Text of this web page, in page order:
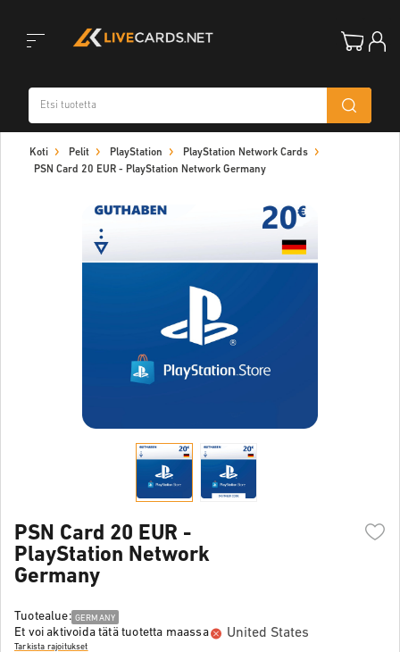
navigation
Koti Pelit PlayStation
PlayStation Network Cards
PSN Card 20 EUR - PlayStation Network Germany
PSN Card 20 EUR -
PlayStation Network
Germany
Tuotealue: GERMANY
Et voi aktivoida tätä tuotetta maassa United States
Tarkista rajoitukset